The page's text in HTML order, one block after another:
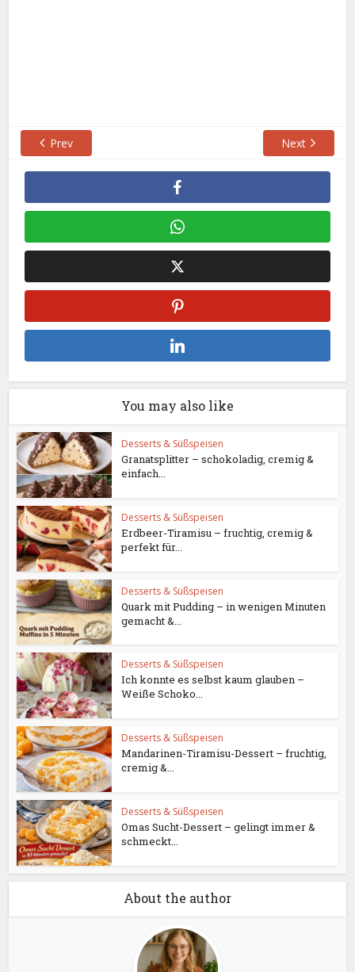
Prev Next
You may also like
Desserts & Süßspeisen
Granatsplitter – schokoladig, cremig &
einfach...
Desserts & Süßspeisen
Erdbeer-Tiramisu – fruchtig, cremig &
perfekt für...
Desserts & Süßspeisen
Quark mit Pudding – in wenigen Minuten
gemacht &...
Desserts & Süßspeisen
Ich konnte es selbst kaum glauben –
Weiße Schoko...
Desserts & Süßspeisen
Mandarinen-Tiramisu-Dessert – fruchtig,
cremig &...
Desserts & Süßspeisen
Omas Sucht-Dessert – gelingt immer &
schmeckt...
About the author